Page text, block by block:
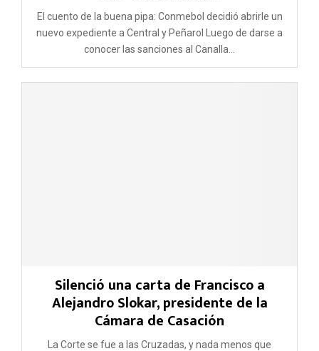
El cuento de la buena pipa: Conmebol decidió abrirle un
nuevo expediente a Central y Peñarol Luego de darse a
conocer las sanciones al Canalla...
Silenció una carta de Francisco a
Alejandro Slokar, presidente de la
Cámara de Casación
La Corte se fue a las Cruzadas, y nada menos que